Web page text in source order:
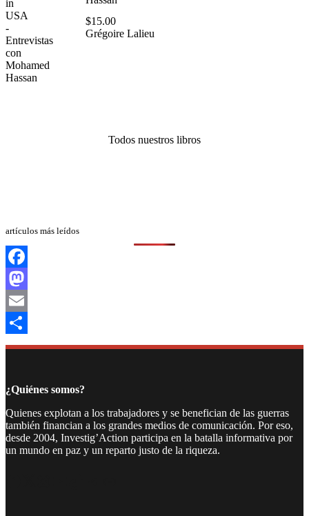
$15.00
Grégoire Lalieu
Todos nuestros libros
artículos más leídos
Facebook
Mastodon
Email
Compartir
¿Quiénes somos?
Quienes explotan a los trabajadores y se benefician de las guerras
también financian a los grandes medios de comunicación. Por eso,
desde 2004, Investig’Action participa en la batalla informativa por
un mundo en paz y un reparto justo de la riqueza.